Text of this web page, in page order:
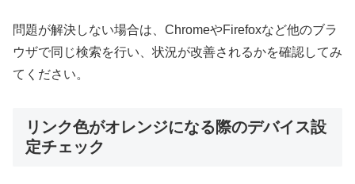
問題が解決しない場合は、ChromeやFirefoxなど他のブラ
ウザで同じ検索を行い、状況が改善されるかを確認してみ
てください。
リンク色がオレンジになる際のデバイス設
定チェック